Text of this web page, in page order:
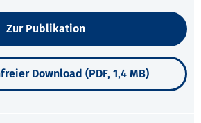
Zur Publikation
Download (PDF, 1,4 MB)